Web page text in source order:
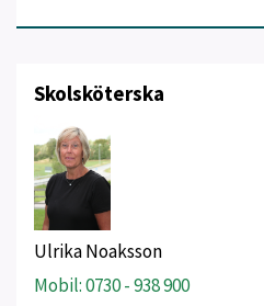
Skolsköterska
Ulrika Noaksson
Mobil: 0730 - 938 900